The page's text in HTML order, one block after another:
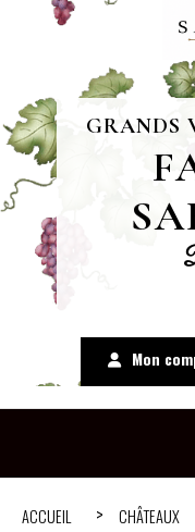
GRANDS
Mon
ACCUEIL CHÂTEAUX